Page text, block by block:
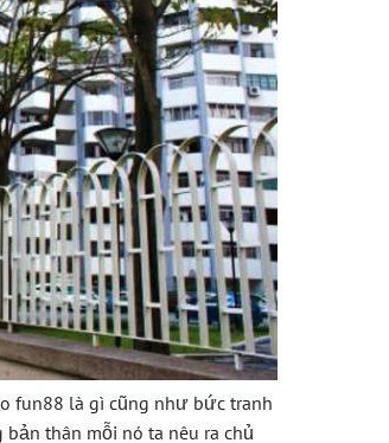
fun88 là gì cũng như bức tranh
thân mỗi nó ta nêu ra chủ